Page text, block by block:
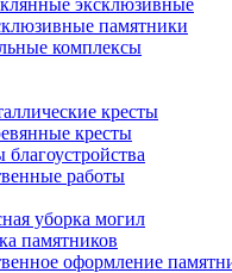
эксклюзивные
памятники
комплексы
кресты
кресты
работы
уборка могил
памятников
оформление